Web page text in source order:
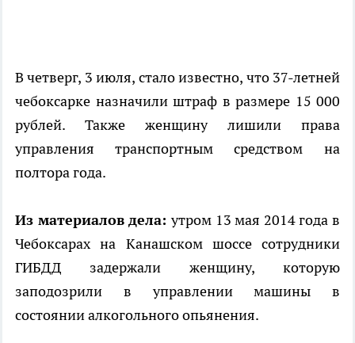
В четверг, 3 июля, стало известно, что 37-летней
чебоксарке назначили штраф в размере 15 000
рублей. Также женщину лишили права
управления транспортным средством на
полтора года.
Из материалов дела:утром 13 мая 2014 года в
Чебоксарах на Канашском шоссе сотрудники
ГИБДД задержали женщину, которую
заподозрили в управлении машины в
состоянии алкогольного опьянения.